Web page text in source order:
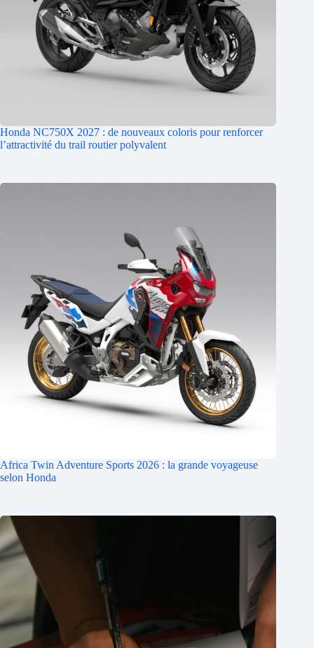
Honda NC750X 2027 : de nouveaux coloris pour renforcer
l’attractivité du trail routier polyvalent
Africa Twin Adventure Sports 2026 : la grande voyageuse
selon Honda